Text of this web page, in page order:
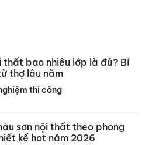
thất bao nhiêu lớp là đủ? Bí
thợ lâu năm
thi công
sơn nội thất theo phong
kế hot năm 2026